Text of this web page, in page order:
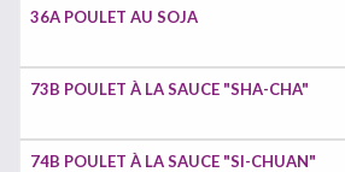
36A POULET AU SOJA
73B POULET À LA SAUCE "SHA-CHA"
74B POULET À LA SAUCE "SI-CHUAN"